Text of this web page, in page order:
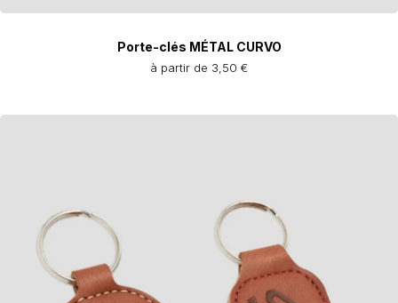
Porte-clés MÉTAL CURVO
à partir de 3,50 €